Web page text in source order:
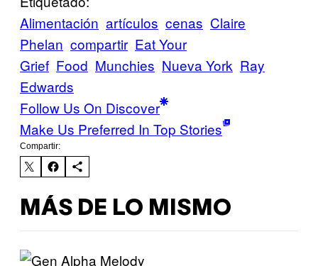
Alimentación artículos cenas Claire
Phelan compartir Eat Your
Grief Food Munchies Nueva York Ray
Edwards
Follow Us On Discover
Make Us Preferred In Top Stories
Compartir:
MÁS DE LO MISMO